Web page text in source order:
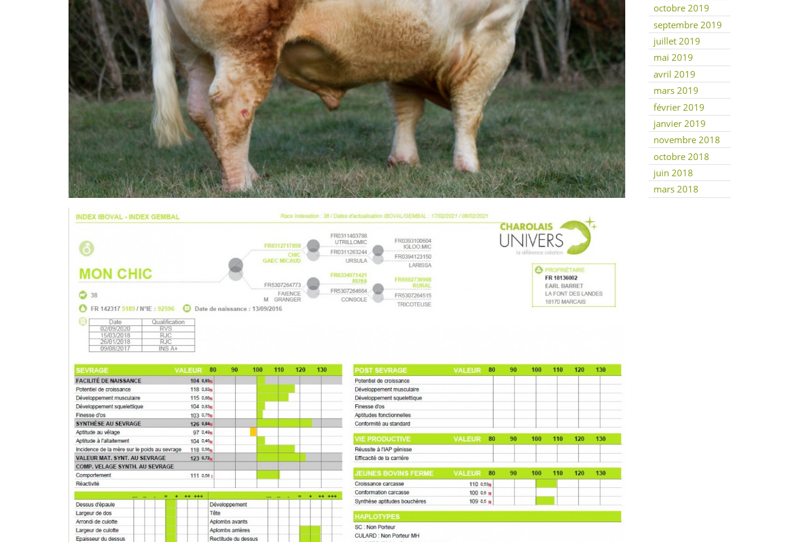
octobre 2019
septembre 2019
juillet 2019
mai 2019
avril 2019
mars 2019
février 2019
janvier 2019
novembre 2018
octobre 2018
juin 2018
mars 2018